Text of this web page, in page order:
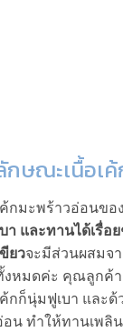
กษณะเนื้อเค้
ค้กมะพร้าวอ่อนขอ
บา และทานได้เรื่อย
ขียวจะมีส่วนผสมจ
งหมดค่ะ คุณลูกค้า
ค้กก็นุ่มฟูเบา และ
อน ทำให้ทานเพลิ